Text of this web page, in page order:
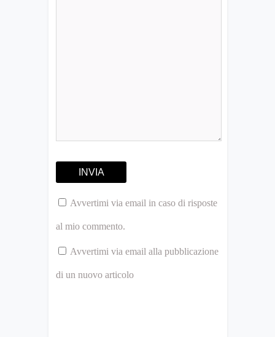
Avvertimi via email in caso di risposte
al mio commento.
Avvertimi via email alla pubblicazione
di un nuovo articolo